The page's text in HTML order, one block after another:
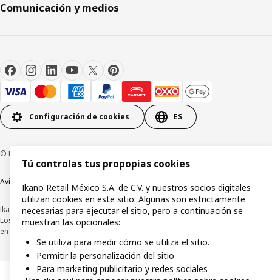
Comunicación y medios
Configuración de cookies ES
© Inter IKEA Systems B.V.1999-2026
Aviso de privacidad
Ikano Retail México, S.A. de C.V.
Los precios publicados en este sitio web, catálogo digital, tiendas, así como
en cualquier otro medio, se encuentran en pesos mexicanos e incluyen IVA.
Tú controlas tus propopias cookies
Ikano Retail México S.A. de C.V. y nuestros socios digitales
utilizan cookies en este sitio. Algunas son estrictamente
necesarias para ejecutar el sitio, pero a continuación se
muestran las opcionales:
Se utiliza para medir cómo se utiliza el sitio.
Permitir la personalización del sitio
Para marketing publicitario y redes sociales